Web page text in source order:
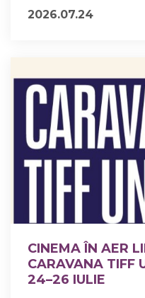
2026.07.24
CINEMA ÎN AER
CARAVANA TIFF
24–26 IULIE